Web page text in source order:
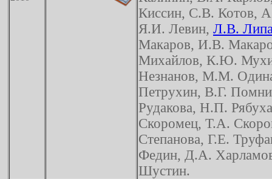
Киссин, С.В. Котов,
Я.И. Левин, Л.В.
Макаров, И.В.
Михайлов, К.Ю.
Незнанов, М.М.
Петрухин, В.Г.
Рудакова, Н.П.
Скоромец, Т.А.
Степанова, Г.Е.
Федин, Д.А.
Шустин.